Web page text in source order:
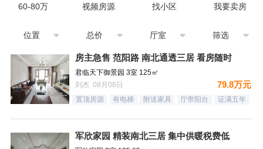
60-80万 视频房源 找小区 我要卖房
位置 总价 厅室 筛选
房主急售 范阳路 南北通透三居 看房随时
君临天下御景园 3室 125㎡
刘杰 08月06日
79.8万元
置顶房源 有电梯 附送家具 厅带阳台 证满五年
军欣家园 精装南北三居 集中供暖税费低